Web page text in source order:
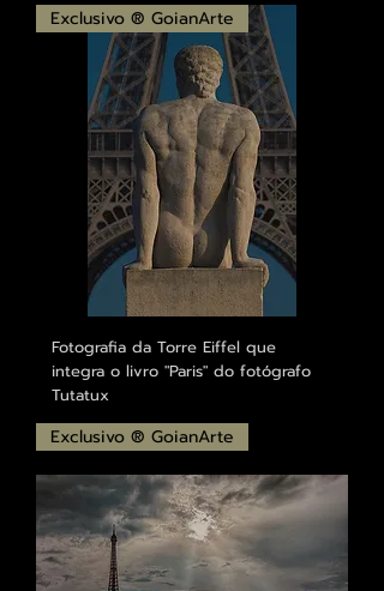
Exclusivo ® GoianArte
Fotografia da Torre Eiffel que
integra o livro "Paris" do fotógrafo
Tutatux
Exclusivo ® GoianArte